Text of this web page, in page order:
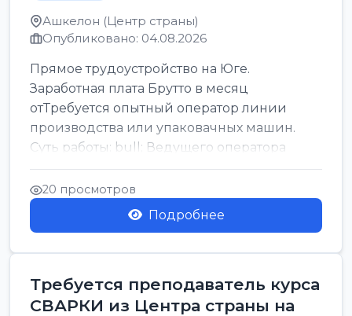
Ашкелон (Центр страны)
Опубликовано: 04.08.2026
Прямое трудоустройство на Юге.
Заработная плата Брутто в месяц
отТребуется опытный оператор линии
производства или упаковачных машин.
Суть работы: bull; Ведущего оператора
линии. Запуск, контроль и по...
20 просмотров
Подробнее
Требуется преподаватель курса
СВАРКИ из Центра страны на